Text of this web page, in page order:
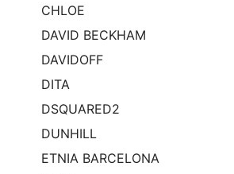
CHLOE
DAVID BECKHAM
DAVIDOFF
DITA
DSQUARED2
DUNHILL
ETNIA BARCELONA